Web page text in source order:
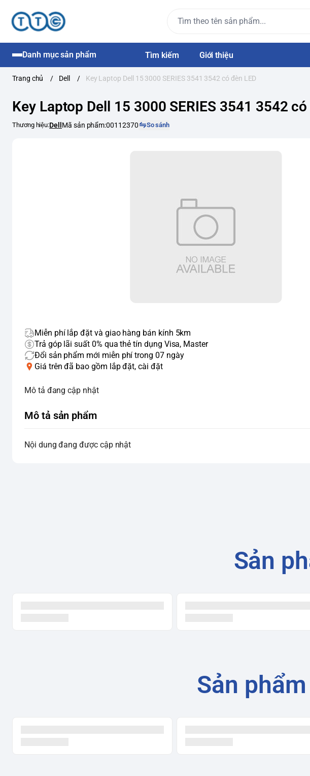
Danh mục sản phẩm Tìm kiếm Giới thiệu
Trang chủ / Dell / Key Laptop Dell 15 3000 SERIES 3541 3542 có đèn LED
Key Laptop Dell 15 3000 SERIES 3541 3542 có
Thương hiệu:Dell Mã sản phẩm:00112370 So sánh
Miễn phí lắp đặt và giao hàng bán kính 5km
Trả góp lãi suất 0% qua thẻ tín dụng Visa, Master
Đổi sản phẩm mới miễn phí trong 07 ngày
Giá trên đã bao gồm lắp đặt, cài đặt
Mô tả đang cập nhật
Mô tả sản phẩm
Nội dung đang được cập nhật
Sản
Sản